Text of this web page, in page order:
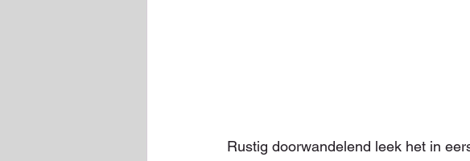
Rustig doorwandelend leek het in